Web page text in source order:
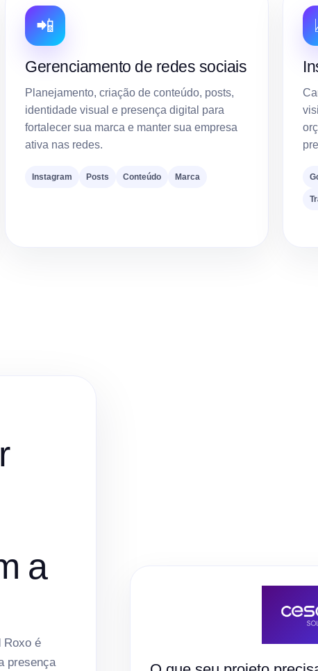
📲
Gerenciamento de redes sociais
Planejamento, criação de conteúdo, posts,
identidade visual e presença digital para
fortalecer sua marca e manter sua empresa
ativa nas redes.
Instagram Posts Conteúdo Marca
a
Roxo é
presença